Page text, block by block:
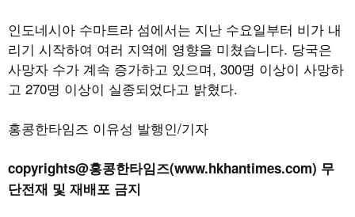
인도네시아 수마트라 섬에서는 지난 수요일부터 비가 내
리기 시작하여 여러 지역에 영향을 미쳤습니다. 당국은
사망자 수가 계속 증가하고 있으며, 300명 이상이 사망하
고 270명 이상이 실종되었다고 밝혔다.
홍콩한타임즈 이유성 발행인/기자
copyrights@홍콩한타임즈(www.hkhantimes.com) 무
단전재 및 재배포 금지